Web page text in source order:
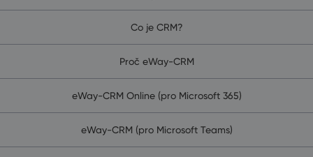
Co je CRM?
Proč eWay-CRM
eWay-CRM Online (pro Microsoft 365)
eWay-CRM (pro Microsoft Teams)